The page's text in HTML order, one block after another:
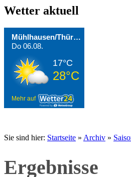
Wetter aktuell
Mühlhausen/Thüringen
Do 06.08.
17°C
28°C
Mehr auf
Sie sind hier: Startseite » Archiv »
Ergebnisse